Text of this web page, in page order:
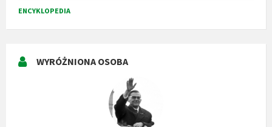
ENCYKLOPEDIA
WYRÓŻNIONA OSOBA